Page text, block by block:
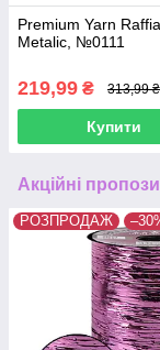
Premium Yarn Raffia
Metalic, №0111
219,99 ₴ 313,99 ₴
Купити
Акційні
РОЗПРОДАЖ